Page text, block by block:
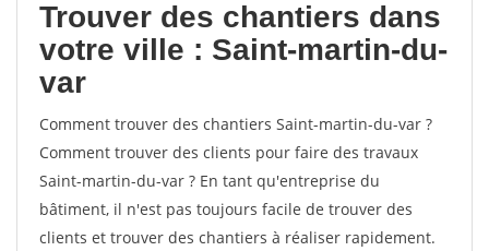
Trouver des chantiers dans
votre ville : Saint-martin-du-
var
Comment trouver des chantiers Saint-martin-du-var ?
Comment trouver des clients pour faire des travaux
Saint-martin-du-var ? En tant qu'entreprise du
bâtiment, il n'est pas toujours facile de trouver des
clients et trouver des chantiers à réaliser rapidement.